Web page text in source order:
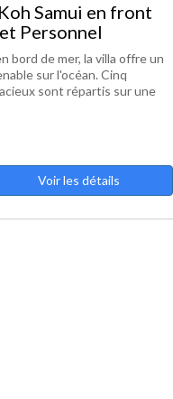
Samui en front
Personnel
bord de mer, la villa offre un
sur l'océan. Cinq
sont répartis sur une
Voir les détails